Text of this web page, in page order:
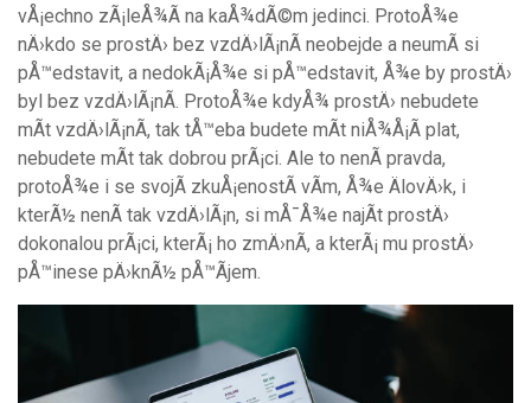
vÅ¡echno zÃ¡leÅ¾Ã­ na kaÅ¾dÃ©m jedinci. ProtoÅ¾e
nÄ›kdo se prostÄ› bez vzdÄ›lÃ¡nÃ­ neobejde a neumÃ­ si
pÅ™edstavit, a nedokÃ¡Å¾e si pÅ™edstavit, Å¾e by prostÄ›
byl bez vzdÄ›lÃ¡nÃ­. ProtoÅ¾e kdyÅ¾ prostÄ› nebudete
mÃ­t vzdÄ›lÃ¡nÃ­, tak tÅ™eba budete mÃ­t niÅ¾Å¡Ã­ plat,
nebudete mÃ­t tak dobrou prÃ¡ci. Ale to nenÃ­ pravda,
protoÅ¾e i se svojÃ­ zkuÅ¡enostÃ­ vÃ­m, Å¾e ÄlovÄ›k, i
kterÃ½ nenÃ­ tak vzdÄ›lÃ¡n, si mÅ¯Å¾e najÃ­t prostÄ›
dokonalou prÃ¡ci, kterÃ¡ ho zmÄ›nÃ­, a kterÃ¡ mu prostÄ›
pÅ™inese pÄ›knÃ½ pÅ™Ã­jem.